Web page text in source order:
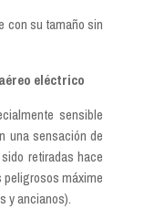
con su tamaño sin
éreo eléctrico
sensible
una sensación de
retiradas hace
máxime
y ancianos).